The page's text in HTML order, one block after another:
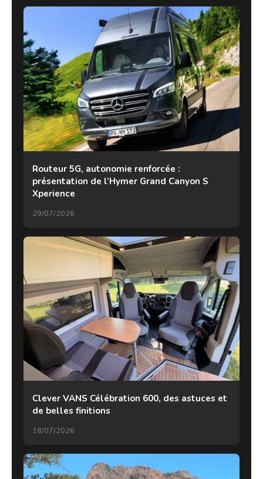
Routeur 5G, autonomie renforcée :
présentation de l’Hymer Grand Canyon S
Xperience
29/07/2026
Clever VANS Célébration 600, des astuces et
de belles finitions
18/07/2026